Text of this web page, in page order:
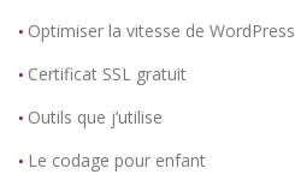
• Optimiser la vitesse de WordPress
• Certificat SSL gratuit
• Outils que j’utilise
• Le codage pour enfant